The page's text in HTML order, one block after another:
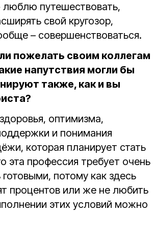
люблю путешествовать,
свой кругозор,
– совершенствоваться.
пожелать своим коллегам
напутствия могли бы
также, как и вы
оптимизма,
и понимания
которая планирует стать
эта профессия требует очень
потому как здесь
процентов или же не любить
этих условий можно